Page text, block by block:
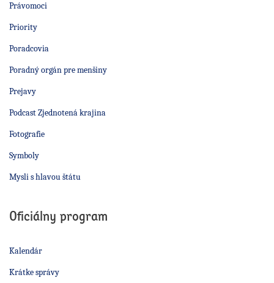
Právomoci
Priority
Poradcovia
Poradný orgán pre menšiny
Prejavy
Podcast Zjednotená krajina
Fotografie
Symboly
Mysli s hlavou štátu
Oficiálny program
Kalendár
Krátke správy